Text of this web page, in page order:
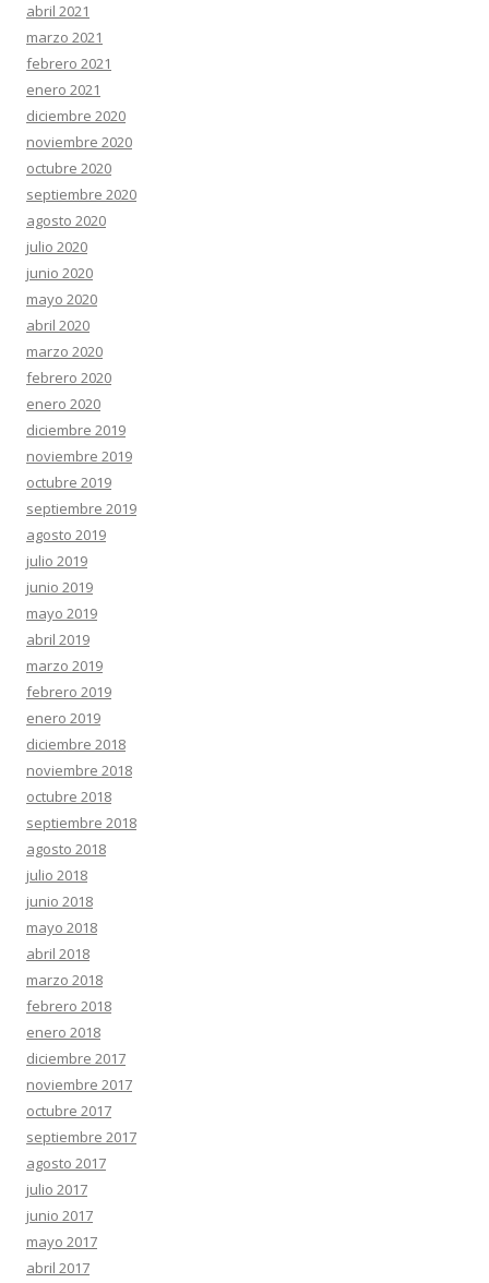
abril 2021
marzo 2021
febrero 2021
enero 2021
diciembre 2020
noviembre 2020
octubre 2020
septiembre 2020
agosto 2020
julio 2020
junio 2020
mayo 2020
abril 2020
marzo 2020
febrero 2020
enero 2020
diciembre 2019
noviembre 2019
octubre 2019
septiembre 2019
agosto 2019
julio 2019
junio 2019
mayo 2019
abril 2019
marzo 2019
febrero 2019
enero 2019
diciembre 2018
noviembre 2018
octubre 2018
septiembre 2018
agosto 2018
julio 2018
junio 2018
mayo 2018
abril 2018
marzo 2018
febrero 2018
enero 2018
diciembre 2017
noviembre 2017
octubre 2017
septiembre 2017
agosto 2017
julio 2017
junio 2017
mayo 2017
abril 2017